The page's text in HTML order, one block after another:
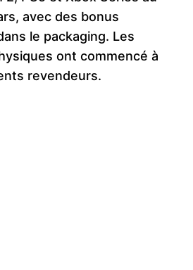
avec des bonus
le packaging. Les
ont commencé à
revendeurs.